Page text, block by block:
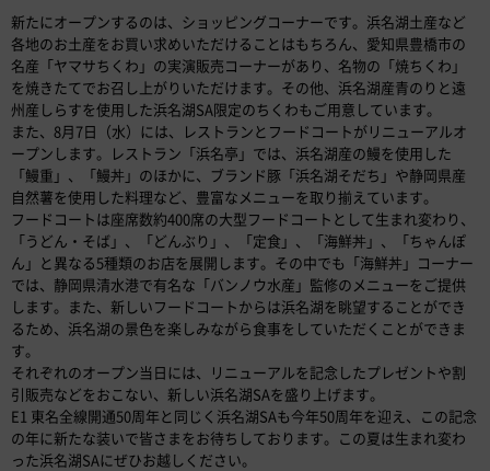
新たにオープンするのは、ショッピングコーナーです。浜名湖土産など
各地のお土産をお買い求めいただけることはもちろん、愛知県豊橋市の
名産「ヤマサちくわ」の実演販売コーナーがあり、名物の「焼ちくわ」
を焼きたてでお召し上がりいただけます。その他、浜名湖産青のりと遠
州産しらすを使用した浜名湖SA限定のちくわもご用意しています。
また、8月7日（水）には、レストランとフードコートがリニューアルオ
ープンします。レストラン「浜名亭」では、浜名湖産の鰻を使用した
「鰻重」、「鰻丼」のほかに、ブランド豚「浜名湖そだち」や静岡県産
自然薯を使用した料理など、豊富なメニューを取り揃えています。
フードコートは座席数約400席の大型フードコートとして生まれ変わり、
「うどん・そば」、「どんぶり」、「定食」、「海鮮丼」、「ちゃんぽ
ん」と異なる5種類のお店を展開します。その中でも「海鮮丼」コーナー
では、静岡県清水港で有名な「バンノウ水産」監修のメニューをご提供
します。また、新しいフードコートからは浜名湖を眺望することができ
るため、浜名湖の景色を楽しみながら食事をしていただくことができま
す。
それぞれのオープン当日には、リニューアルを記念したプレゼントや割
引販売などをおこない、新しい浜名湖SAを盛り上げます。
E1 東名全線開通50周年と同じく浜名湖SAも今年50周年を迎え、この記念
の年に新たな装いで皆さまをお待ちしております。この夏は生まれ変わ
った浜名湖SAにぜひお越しください。